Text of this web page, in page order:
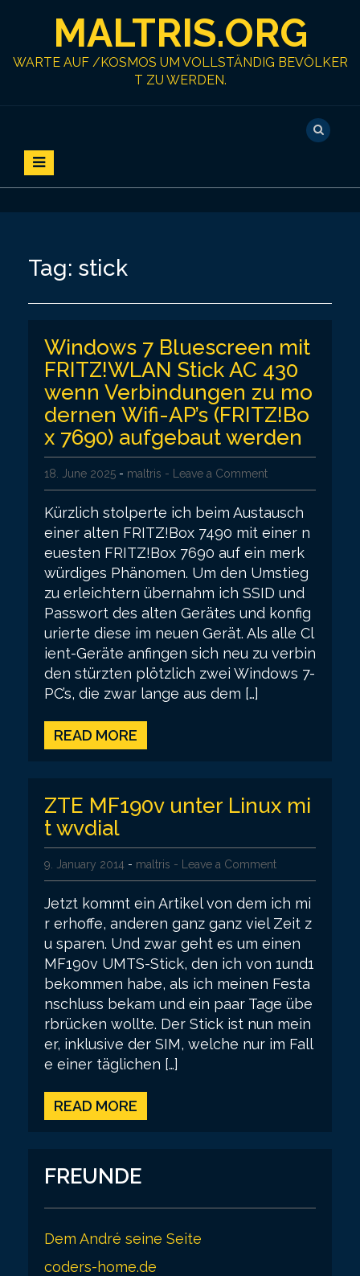
MALTRIS.ORG
WARTE AUF /KOSMOS UM VOLLSTÄNDIG BEVÖLKER
T ZU WERDEN.
Tag: stick
Windows 7 Bluescreen mit
FRITZ!WLAN Stick AC 430
wenn Verbindungen zu mo
dernen Wifi-AP’s (FRITZ!Bo
x 7690) aufgebaut werden
18. June 2025 - maltris - Leave a Comment
Kürzlich stolperte ich beim Austausch
einer alten FRITZ!Box 7490 mit einer n
euesten FRITZ!Box 7690 auf ein merk
würdiges Phänomen. Um den Umstieg
zu erleichtern übernahm ich SSID und
Passwort des alten Gerätes und konfig
urierte diese im neuen Gerät. Als alle Cl
ient-Geräte anfingen sich neu zu verbin
den stürzten plötzlich zwei Windows 7-
PC’s, die zwar lange aus dem […]
READ MORE
ZTE MF190v unter Linux mi
t wvdial
9. January 2014 - maltris - Leave a Comment
Jetzt kommt ein Artikel von dem ich mi
r erhoffe, anderen ganz ganz viel Zeit z
u sparen. Und zwar geht es um einen
MF190v UMTS-Stick, den ich von 1und1
bekommen habe, als ich meinen Festa
nschluss bekam und ein paar Tage übe
rbrücken wollte. Der Stick ist nun mein
er, inklusive der SIM, welche nur im Fall
e einer täglichen […]
READ MORE
FREUNDE
Dem André seine Seite
coders-home.de